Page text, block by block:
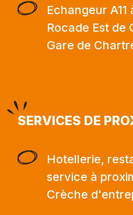
Echangeur
Rocade Est de
Gare de
SERVICES DE
Hotellerie,
service à
Crèche